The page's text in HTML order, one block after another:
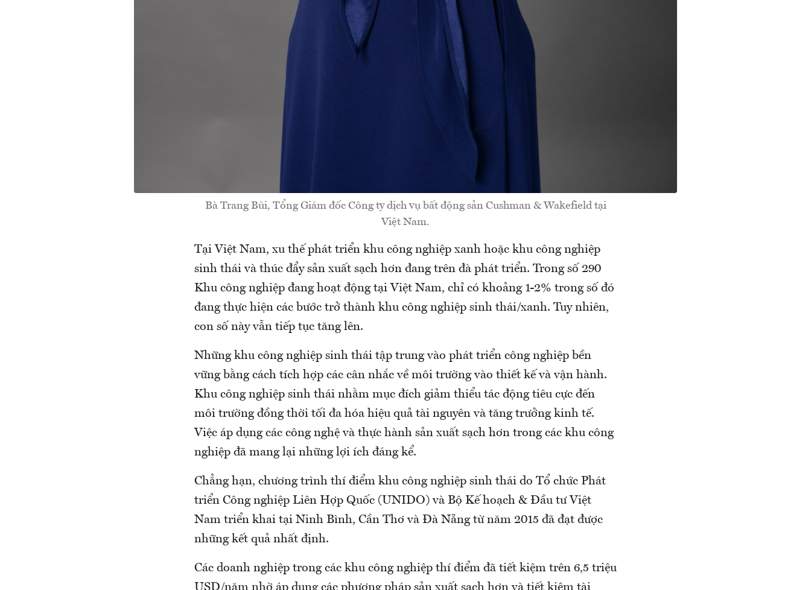
Bà Trang Bùi, Tổng Giám đốc Công ty dịch vụ bất động sản Cushman & Wakefield tại
Việt Nam.
Tại Việt Nam, xu thế phát triển khu công nghiệp xanh hoặc khu công nghiệp
sinh thái và thúc đẩy sản xuất sạch hơn đang trên đà phát triển. Trong số 290
Khu công nghiệp đang hoạt động tại Việt Nam, chỉ có khoảng 1-2% trong số đó
đang thực hiện các bước trở thành khu công nghiệp sinh thái/xanh. Tuy nhiên,
con số này vẫn tiếp tục tăng lên.
Những khu công nghiệp sinh thái tập trung vào phát triển công nghiệp bền
vững bằng cách tích hợp các cân nhắc về môi trường vào thiết kế và vận hành.
Khu công nghiệp sinh thái nhằm mục đích giảm thiểu tác động tiêu cực đến
môi trường đồng thời tối đa hóa hiệu quả tài nguyên và tăng trưởng kinh tế.
Việc áp dụng các công nghệ và thực hành sản xuất sạch hơn trong các khu công
nghiệp đã mang lại những lợi ích đáng kể.
Chẳng hạn, chương trình thí điểm khu công nghiệp sinh thái do Tổ chức Phát
triển Công nghiệp Liên Hợp Quốc (UNIDO) và Bộ Kế hoạch & Đầu tư Việt
Nam triển khai tại Ninh Bình, Cần Thơ và Đà Nẵng từ năm 2015 đã đạt được
những kết quả nhất định.
Các doanh nghiệp trong các khu công nghiệp thí điểm đã tiết kiệm trên 6,5 triệu